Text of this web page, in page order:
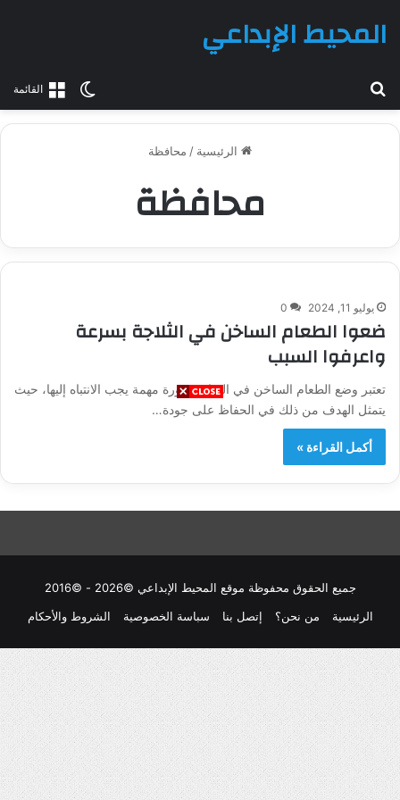
القائمةالوضع
المحيط الإبداعي
الرئيسية / محافظة
محافظة
يوليو 11, 2024 0
ضعوا الطعام الساخن في الثلاجة بسرعة
واعرفوا السبب
تعتبر وضع الطعام الساخن في البراد ضرورة مهمة يجب الانتباه إليها، حيث
يتمثل الهدف من ذلك في الحفاظ على جودة…
أكمل القراءة »
جميع الحقوق محفوظة موقع المحيط الإبداعي ©2026 - ©2016
الرئيسية
من نحن؟ إتصل بنا سباسة الخصوصية الشروط والأحكام